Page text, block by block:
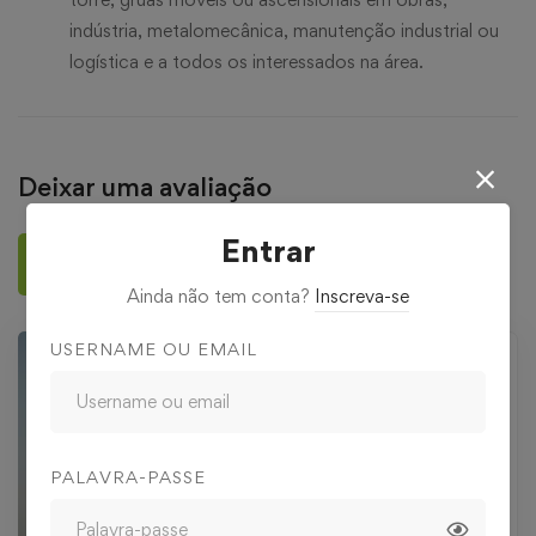
indústria, metalomecânica, manutenção industrial ou
logística e a todos os interessados na área.
Deixar uma avaliação
Deixar uma avaliaçãoEntrar
Ainda não tem conta? Inscreva-se
USERNAME OU EMAIL
PALAVRA-PASSE